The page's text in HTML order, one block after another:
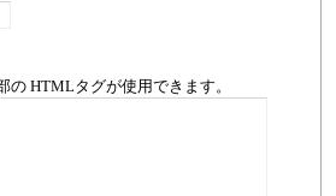
のHTMLタグが使用できます。